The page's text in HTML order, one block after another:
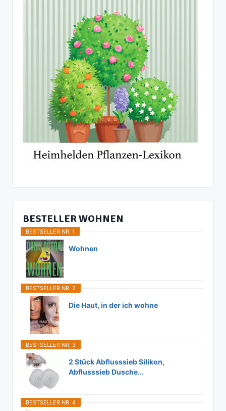
BESTELLER WOHNEN
BESTSELLER NR. 1
Wohnen
BESTSELLER NR. 2
Die Haut, in der ich wohne
BESTSELLER NR. 3
2 Stück Abflusssieb Silikon,
Abflusssieb Dusche...
BESTSELLER NR. 4